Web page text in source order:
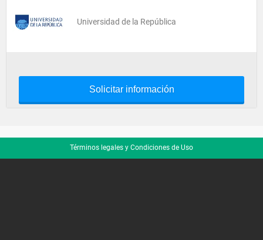
Universidad de la República
Solicitar información
Términos legales y Condiciones de Uso